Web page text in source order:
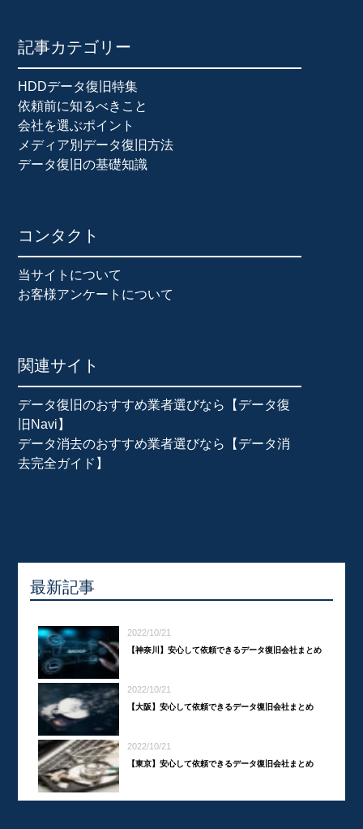
記事カテゴリー
HDDデータ復旧特集
依頼前に知るべきこと
会社を選ぶポイント
メディア別データ復旧方法
データ復旧の基礎知識
コンタクト
当サイトについて
お客様アンケートについて
関連サイト
データ復旧のおすすめ業者選びなら【データ復
旧Navi】
データ消去のおすすめ業者選びなら【データ消
去完全ガイド】
最新記事
2022/10/21
【神奈川】安心して依頼できるデータ復旧会社まとめ
2022/10/21
【大阪】安心して依頼できるデータ復旧会社まとめ
2022/10/21
【東京】安心して依頼できるデータ復旧会社まとめ